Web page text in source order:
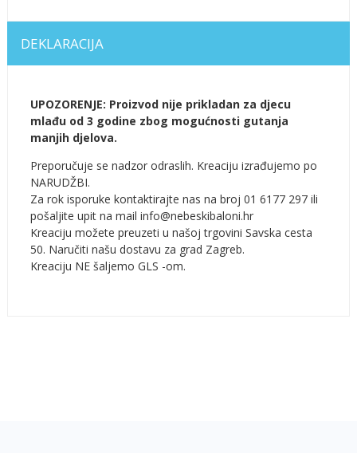
DEKLARACIJA
UPOZORENJE: Proizvod nije prikladan za djecu
mlađu od 3 godine zbog mogućnosti gutanja
manjih djelova.
Preporučuje se nadzor odraslih. Kreaciju izrađujemo po
NARUDŽBI.
Za rok isporuke kontaktirajte nas na broj 01 6177 297 ili
pošaljite upit na mail info@nebeskibaloni.hr
Kreaciju možete preuzeti u našoj trgovini Savska cesta
50. Naručiti našu dostavu za grad Zagreb.
Kreaciju NE šaljemo GLS -om.